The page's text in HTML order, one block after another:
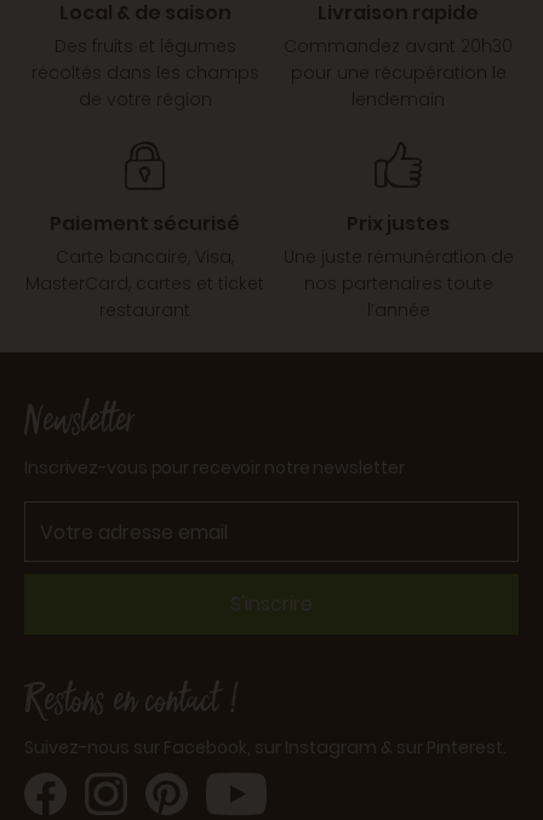
Local & de saison
Des fruits et légumes
récoltés dans les champs
de votre région
Livraison rapide
Commandez avant 20h30
pour une récupération le
lendemain
Paiement sécurisé
Carte bancaire, Visa,
MasterCard, cartes et ticket
restaurant
Prix justes
Une juste rémunération de
nos partenaires toute
l’année
Newsletter
Inscrivez-vous pour recevoir notre newsletter
S'inscrire
Restons en contact !
Suivez-nous sur Facebook, sur Instagram & sur Pinterest.